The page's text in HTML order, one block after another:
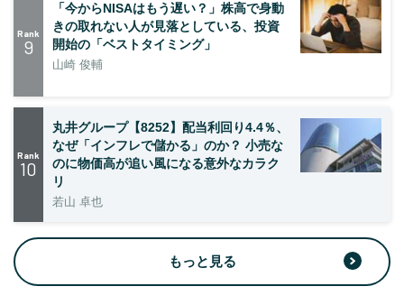
Rank
9
「今からNISAはもう遅い？」株高で身動
きの取れない人が見落としている、投資
開始の「ベストタイミング」
山崎 俊輔
Rank
10
丸井グループ【8252】配当利回り4.4％、
なぜ「インフレで儲かる」のか？ 小売な
のに物価高が追い風になる意外なカラク
リ
若山 卓也
もっと見る